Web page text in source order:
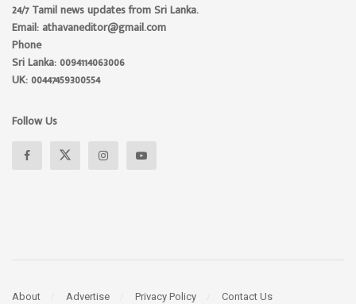
24/7 Tamil news updates from Sri Lanka.
Email: athavaneditor@gmail.com
Phone
Sri Lanka: 0094114063006
UK: 00447459300554
Follow Us
About Advertise Privacy Policy Contact Us